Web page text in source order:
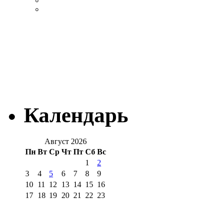
Календарь
Август 2026
Пн Вт Ср Чт Пт Сб Вс
1
2
3
4 5 6 7 8
9
10 11 12 13 14 15 16
17 18 19 20 21 22 23